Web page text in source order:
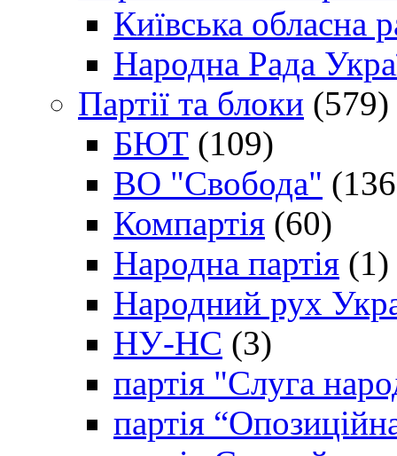
Київська обласна
Народна Рада
Партії та блоки (579)
БЮТ (109)
ВО "Свобода"
Компартія (60)
Народна партія (1)
Народний рух
НУ-НС (3)
партія "Слуга
партія